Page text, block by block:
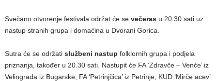
Svečano otvorenje festivala održat će se večeras u 20.30 sati uz
nastup stranih grupa i domaćina u Dvorani Gorica.
Sutra će se održati službeni nastup folklornih grupa i podjela
priznanja, također u 20.30 sati. Nastupit će FA ‘Zdravče – Venće’ iz
Velingrada iz Bugarske, FA ‘Petrinjčica’ iz Petrinje, KUD ‘Mirče acev’